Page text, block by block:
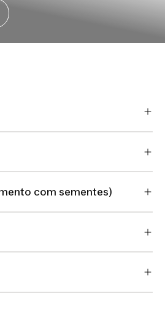
com sementes)